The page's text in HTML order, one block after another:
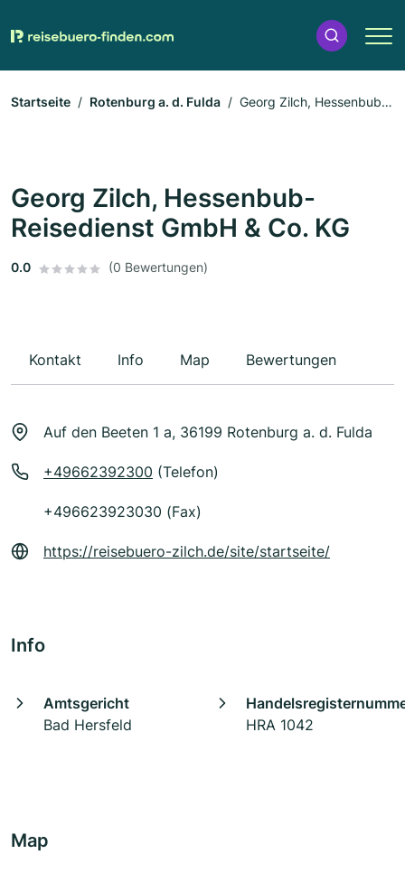
Startseite Rotenburg a. d. Fulda
Georg Zilch, Hessenbub-
Georg Zilch, Hessenbub-
Reisedienst GmbH & Co. KG
0.0 (0 Bewertungen)
Kontakt Info Map Bewertungen
Auf den Beeten 1 a, 36199 Rotenburg a. d. Fulda
+49662392300 (Telefon)
+496623923030 (Fax)
https://reisebuero-zilch.de/site/startseite/
Info
Amtsgericht
Bad Hersfeld
HRA 1042
Map